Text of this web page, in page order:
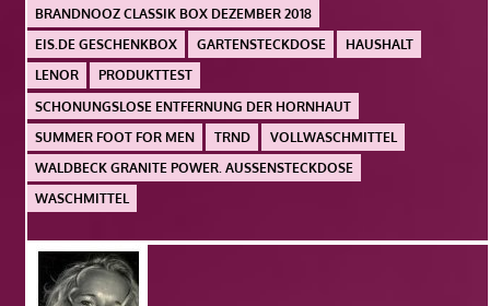
BRANDNOOZ CLASSIK BOX DEZEMBER 2018
EIS.DE GESCHENKBOX
GARTENSTECKDOSE
HAUSHALT
LENOR
PRODUKTTEST
SCHONUNGSLOSE ENTFERNUNG DER HORNHAUT
SUMMER FOOT FOR MEN
TRND
VOLLWASCHMITTEL
WALDBECK GRANITE POWER. AUSSENSTECKDOSE
WASCHMITTEL